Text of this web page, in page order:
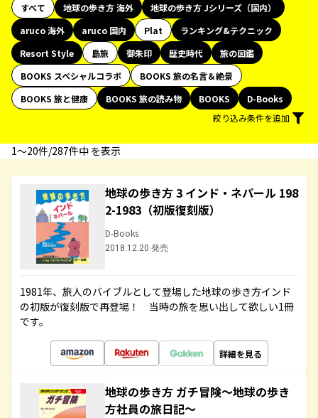
すべて 地球の歩き方 海外
地球の歩き方 Jシリーズ（国内）
aruco 海外
aruco 国内 Plat
ランキング&テクニック
Resort Style
島旅 御朱印 歴史時代
旅の図鑑
BOOKS スペシャルコラボ
BOOKS 旅の名言＆絶景
BOOKS 旅と健康
BOOKS 旅の読み物 BOOKS
D-Books
絞り込み条件を追加
1〜20件/287件中 を表示
地球の歩き方 3 インド・ネパール 198
2-1983（初版復刻版）
D-Books
2018.12.20 発売
1981年、旅人のバイブルとして登場した地球の歩き方インド
の初版が復刻版で再登場！ 当時の旅を思い出して欲しい1冊
です。
詳細を見る
地球の歩き方 ガチ冒険～地球の歩き
方社員の旅日記～